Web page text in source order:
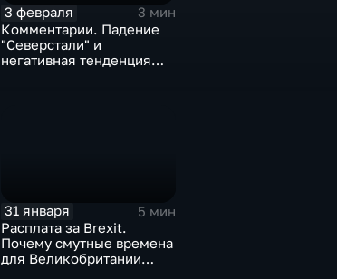
3 февраля
3 мин
Комментарии. Падение
"Северстали" и
негативная тенденция
31 января
5 мин
Расплата за Brexit.
Почему смутные времена
для Великобритании